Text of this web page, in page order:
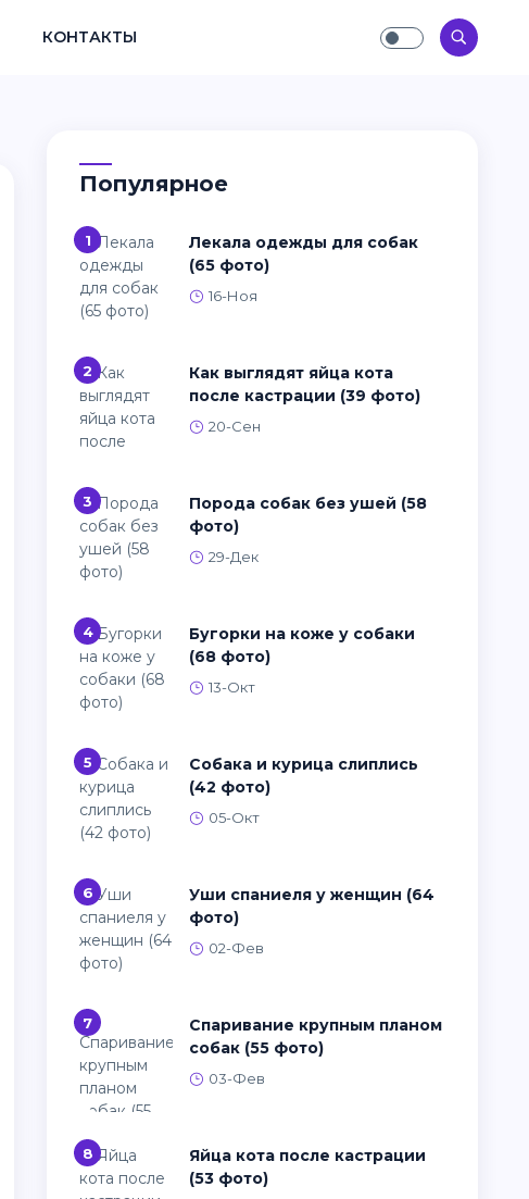
КОНТАКТЫ
Популярное
1
Лекала одежды для собак
(65 фото)
16-Ноя
2
Как выглядят яйца кота
после кастрации (39 фото)
20-Сен
3
Порода собак без ушей (58
фото)
29-Дек
4
Бугорки на коже у собаки
(68 фото)
13-Окт
5
Собака и курица слиплись
(42 фото)
05-Окт
6
Уши спаниеля у женщин (64
фото)
02-Фев
7
Спаривание крупным планом
собак (55 фото)
03-Фев
8
Яйца кота после кастрации
(53 фото)